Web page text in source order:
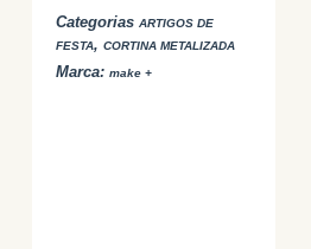
Categorias ARTIGOS DE
FESTA,CORTINA METALIZADA
Marca:make +